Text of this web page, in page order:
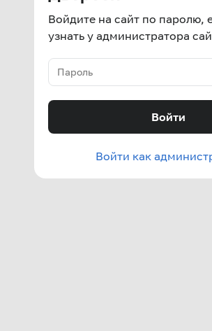
Войдите на сайт по паролю,
узнать у администратора
Войти
Войти как